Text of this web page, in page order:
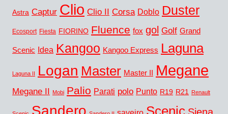
Astra Captur Clio Clio II Corsa Doblo Duster
Ecosport Fiesta FIORINO Fluence fox gol Golf Grand
Scenic Idea Kangoo Kangoo Express Laguna
Laguna II Logan Master Master II Megane
Megane II Mobi Palio Parati polo Punto R19 R21 Renault
Sandero Scenic